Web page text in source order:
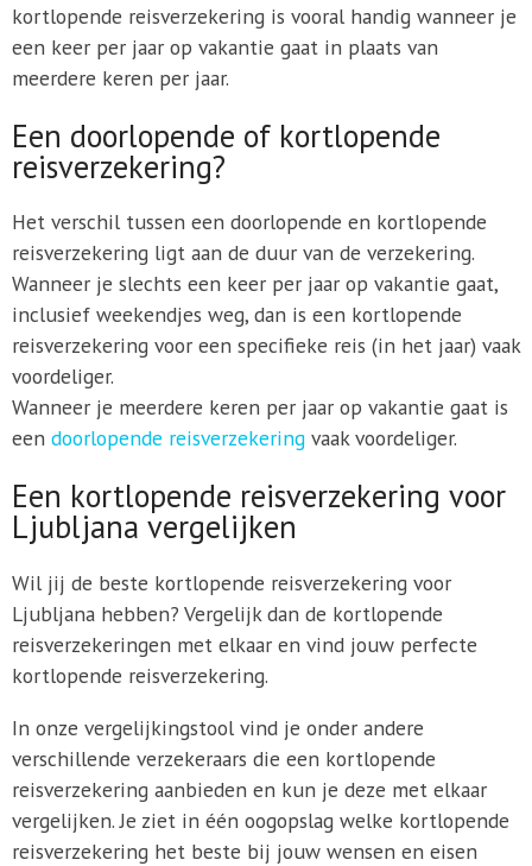
kortlopende reisverzekering is vooral handig wanneer je
een keer per jaar op vakantie gaat in plaats van
meerdere keren per jaar.
Een doorlopende of kortlopende
reisverzekering?
Het verschil tussen een doorlopende en kortlopende
reisverzekering ligt aan de duur van de verzekering.
Wanneer je slechts een keer per jaar op vakantie gaat,
inclusief weekendjes weg, dan is een kortlopende
reisverzekering voor een specifieke reis (in het jaar) vaak
voordeliger.
Wanneer je meerdere keren per jaar op vakantie gaat is
een doorlopende reisverzekeringvaak voordeliger.
Een kortlopende reisverzekering voor
Ljubljana vergelijken
Wil jij de beste kortlopende reisverzekering voor
Ljubljana hebben? Vergelijk dan de kortlopende
reisverzekeringen met elkaar en vind jouw perfecte
kortlopende reisverzekering.
In onze vergelijkingstool vind je onder andere
verschillende verzekeraars die een kortlopende
reisverzekering aanbieden en kun je deze met elkaar
vergelijken. Je ziet in één oogopslag welke kortlopende
reisverzekering het beste bij jouw wensen en eisen